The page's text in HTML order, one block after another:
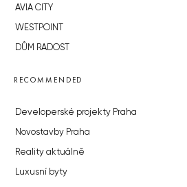
AVIA CITY
WESTPOINT
DŮM RADOST
RECOMMENDED
Developerské projekty Praha
Novostavby Praha
Reality aktuálně
Luxusní byty